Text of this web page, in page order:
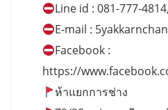
Line id : 081-777-
E-mail :
Facebook :
https://
ห้าแยกการช่าง